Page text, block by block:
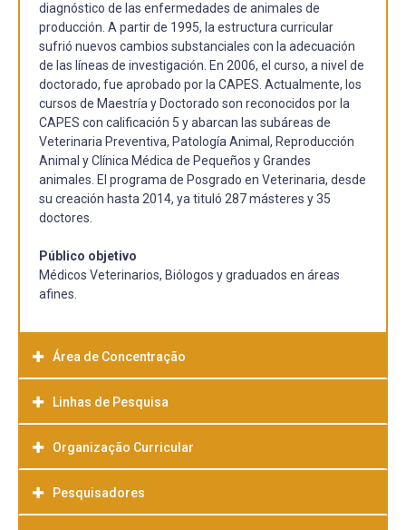
diagnóstico de las enfermedades de animales de
producción. A partir de 1995, la estructura curricular
sufrió nuevos cambios substanciales con la adecuación
de las líneas de investigación. En 2006, el curso, a nivel de
doctorado, fue aprobado por la CAPES. Actualmente, los
cursos de Maestría y Doctorado son reconocidos por la
CAPES con calificación 5 y abarcan las subáreas de
Veterinaria Preventiva, Patología Animal, Reproducción
Animal y Clínica Médica de Pequeños y Grandes
animales. El programa de Posgrado en Veterinaria, desde
su creación hasta 2014, ya tituló 287 másteres y 35
doctores.
Público objetivo
Médicos Veterinarios, Biólogos y graduados en áreas
afines.
Área de Concentração
Sanidad Animal
Linhas de Pesquisa
Biotécnicas aplicadas a la eficiencia reproductiva, Clínica
Médica de Pequeños y Grandes Animales; Diagnóstico,
epidemiología y control de las enfermedades infecciosas
Organização Curricular
Pesquisadores